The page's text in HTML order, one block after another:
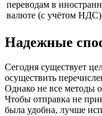
переводам в
валюте (с учётом
Надежные
Сегодня существует
осуществить
Однако не все методы
Чтобы отправка не
была удобна, лучше